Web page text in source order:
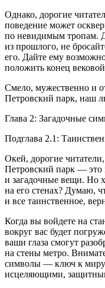
Однако, дорогие
поведение может
по невидимым тропам.
из прошлого, не
его. Дайте ему
положить конец вековой
Смело, мужественно и
Петровский парк, наш
Глава 2: Загадочные
Подглава 2.1:
Окей, дорогие
Петровский парк — это
и загадочные вещи. Но
на его стенах? Думаю,
и все таинственное,
Когда вы войдете на
вокруг вас будет
ваши глаза смогут
на стены метро.
символы — ключ к
исцеляющими,